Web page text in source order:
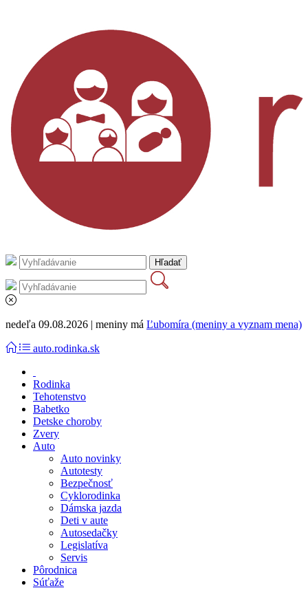
nedeľa 09.08.2026 | meniny má Ľubomíra (meniny a vyznam mena)
auto.rodinka.sk
Rodinka
Tehotenstvo
Babetko
Detske choroby
Zvery
Auto
Auto novinky
Autotesty
Bezpečnosť
Cyklorodinka
Dámska jazda
Deti v aute
Autosedačky
Legislatíva
Servis
Pôrodnica
Súťaže